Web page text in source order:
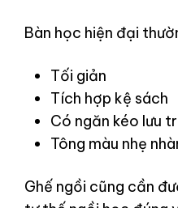
Bàn học hiện đại
Tối giản
Tích hợp kệ sách
Có ngăn kéo lưu
Tông màu nhẹ
Ghế ngồi cũng cần